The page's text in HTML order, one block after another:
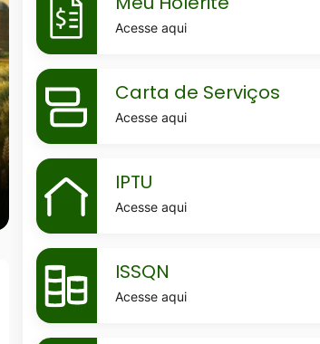
holerite
Acesse aqui
MaskCarta-
de-
servicos
Carta de Serviços
Acesse aqui
MaskIptuIPTU
Acesse aqui
MaskIssqnISSQN
Acesse aqui